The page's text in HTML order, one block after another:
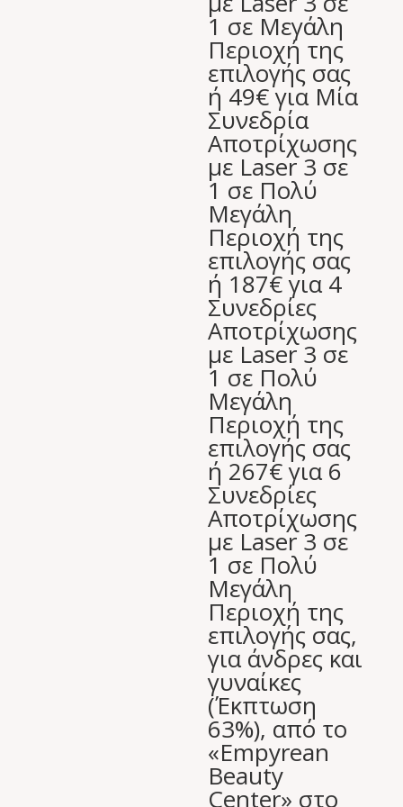
1 σε Μεγάλη
Περιοχή της
επιλογής σας
ή 49€ για Μία
Συνεδρία
Αποτρίχωσης
με Laser 3 σε
1 σε Πολύ
Μεγάλη
Περιοχή της
επιλογής σας
ή 187€ για 4
Συνεδρίες
Αποτρίχωσης
με Laser 3 σε
1 σε Πολύ
Μεγάλη
Περιοχή της
επιλογής σας
ή 267€ για 6
Συνεδρίες
Αποτρίχωσης
με Laser 3 σε
1 σε Πολύ
Μεγάλη
Περιοχή της
επιλογής σας,
για άνδρες και
γυναίκες
(Έκπτωση
63%), από το
«Empyrean
Beauty
Center» στο